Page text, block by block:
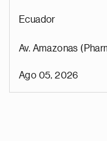
Ecuador
Av. Amazonas
Ago 05, 2026